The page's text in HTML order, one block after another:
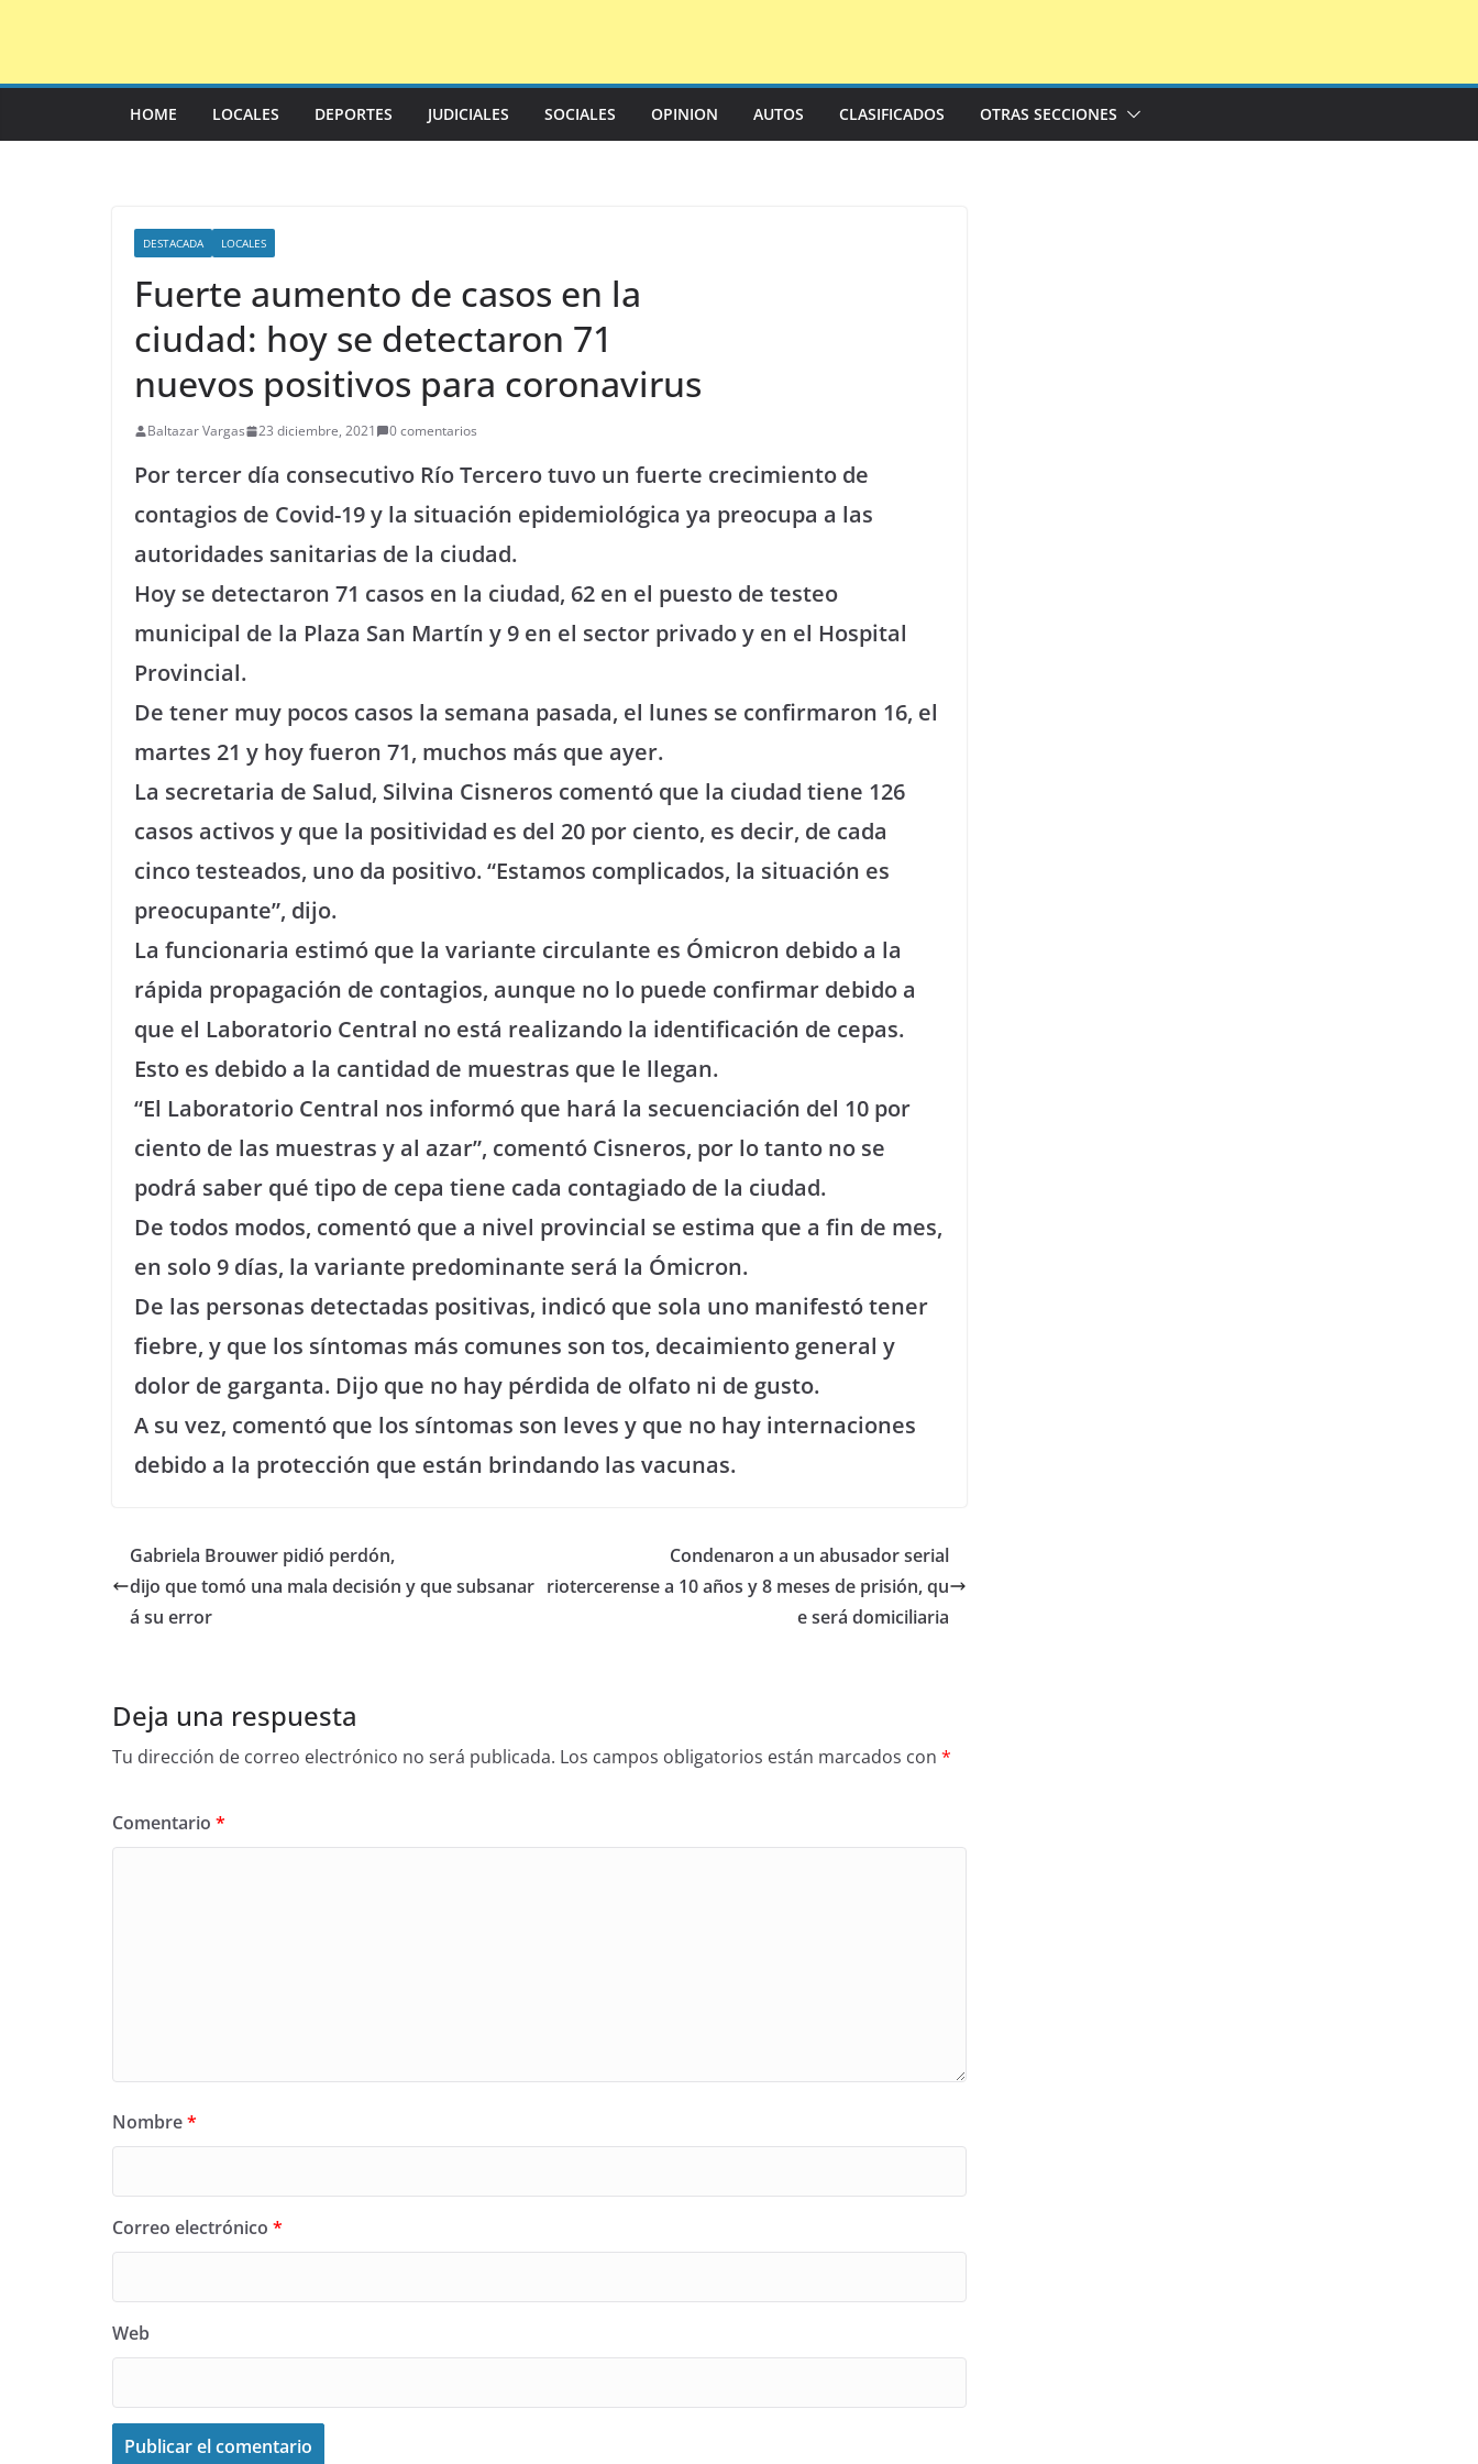
HOME LOCALES DEPORTES JUDICIALES SOCIALES OPINION AUTOS CLASIFICADOS OTRAS SECCIONES
DESTACADA LOCALES
Fuerte aumento de casos en la
ciudad: hoy se detectaron 71
nuevos positivos para coronavirus
Baltazar Vargas 23 diciembre, 2021 0 comentarios
Por tercer día consecutivo Río Tercero tuvo un fuerte crecimiento de
contagios de Covid-19 y la situación epidemiológica ya preocupa a las
autoridades sanitarias de la ciudad.
Hoy se detectaron 71 casos en la ciudad, 62 en el puesto de testeo
municipal de la Plaza San Martín y 9 en el sector privado y en el Hospital
Provincial.
De tener muy pocos casos la semana pasada, el lunes se confirmaron 16, el
martes 21 y hoy fueron 71, muchos más que ayer.
La secretaria de Salud, Silvina Cisneros comentó que la ciudad tiene 126
casos activos y que la positividad es del 20 por ciento, es decir, de cada
cinco testeados, uno da positivo. “Estamos complicados, la situación es
preocupante”, dijo.
La funcionaria estimó que la variante circulante es Ómicron debido a la
rápida propagación de contagios, aunque no lo puede confirmar debido a
que el Laboratorio Central no está realizando la identificación de cepas.
Esto es debido a la cantidad de muestras que le llegan.
“El Laboratorio Central nos informó que hará la secuenciación del 10 por
ciento de las muestras y al azar”, comentó Cisneros, por lo tanto no se
podrá saber qué tipo de cepa tiene cada contagiado de la ciudad.
De todos modos, comentó que a nivel provincial se estima que a fin de mes,
en solo 9 días, la variante predominante será la Ómicron.
De las personas detectadas positivas, indicó que sola uno manifestó tener
fiebre, y que los síntomas más comunes son tos, decaimiento general y
dolor de garganta. Dijo que no hay pérdida de olfato ni de gusto.
A su vez, comentó que los síntomas son leves y que no hay internaciones
debido a la protección que están brindando las vacunas.
Gabriela Brouwer pidió perdón,
dijo que tomó una mala decisión y que subsanar
á su error
Condenaron a un abusador serial
riotercerense a 10 años y 8 meses de prisión, qu
e será domiciliaria
Deja una respuesta
Tu dirección de correo electrónico no será publicada. Los campos obligatorios están marcados con *
Comentario *
Nombre*
Correo electrónico *
Web